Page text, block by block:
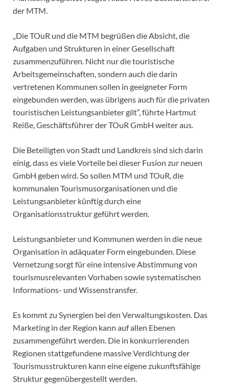
der MTM.
„Die TOuR und die MTM begrüßen die Absicht, die
Aufgaben und Strukturen in einer Gesellschaft
zusammenzuführen. Nicht nur die touristische
Arbeitsgemeinschaften, sondern auch die darin
vertretenen Kommunen sollen in geeigneter Form
eingebunden werden, was übrigens auch für die privaten
touristischen Leistungsanbieter gilt“, führte Hartmut
Reiße, Geschäftsführer der TOuR GmbH weiter aus.
Die Beteiligten von Stadt und Landkreis sind sich darin
einig, dass es viele Vorteile bei dieser Fusion zur neuen
GmbH geben wird. So sollen MTM und TOuR, die
kommunalen Tourismusorganisationen und die
Leistungsanbieter künftig durch eine
Organisationsstruktur geführt werden.
Leistungsanbieter und Kommunen werden in die neue
Organisation in adäquater Form eingebunden. Diese
Vernetzung sorgt für eine intensive Abstimmung von
tourismusrelevanten Vorhaben sowie systematischen
Informations- und Wissenstransfer.
Es kommt zu Synergien bei den Verwaltungskosten. Das
Marketing in der Region kann auf allen Ebenen
zusammengeführt werden. Die in konkurrierenden
Regionen stattgefundene massive Verdichtung der
Tourismusstrukturen kann eine eigene zukunftsfähige
Struktur gegenübergestellt werden.